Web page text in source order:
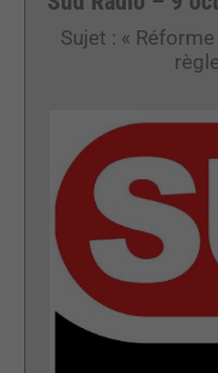
Sujet : «